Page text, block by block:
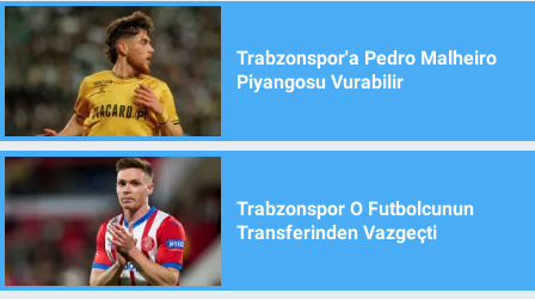
Trabzonspor'a Pedro Malheiro
Piyangosu Vurabilir
Trabzonspor O Futbolcunun
Transferinden Vazgeçti